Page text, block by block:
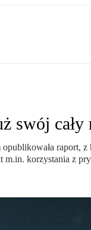
swój
raport,
korzystania z